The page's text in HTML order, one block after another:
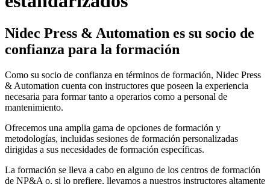
Nidec Press & Automation es su socio de
confianza para la formación
Como su socio de confianza en términos de formación, Nidec Press
& Automation cuenta con instructores que poseen la experiencia
necesaria para formar tanto a operarios como a personal de
mantenimiento.
Ofrecemos una amplia gama de opciones de formación y
metodologías, incluidas sesiones de formación personalizadas
dirigidas a sus necesidades de formación específicas.
La formación se lleva a cabo en alguno de los centros de formación
de NP&A o, si lo prefiere, llevamos a nuestros instructores altamente